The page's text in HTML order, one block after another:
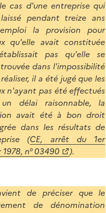
cas d'une entreprise qui
pendant treize ans
la provision pour
qu'elle avait constituée
pas qu'elle se
dans l'impossibilité
il a été jugé que les
n'ayant pas été effectués
délai raisonnable, la
avait été à bon droit
dans les résultats de
(CE, arrêt du 1er
n° 03490
).
de préciser que le
de dénomination